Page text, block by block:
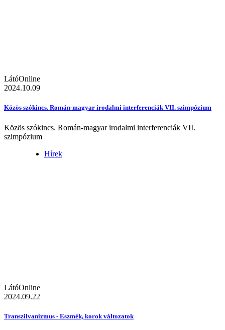
LátóOnline
2024.10.09
Közös szókincs. Román-magyar irodalmi interferenciák VII. szimpózium
Közös szókincs. Román-magyar irodalmi interferenciák VII.
szimpózium
Hírek
LátóOnline
2024.09.22
Transzilvanizmus - Eszmék, korok változatok